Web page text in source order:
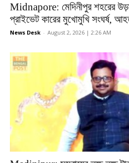
Midnapore: মেদিনীপুর শহরের
প্রাইভেট কারের মুখোমুখি সংঘর্ষ,
News Desk - August 2, 2026 | 2:26 AM